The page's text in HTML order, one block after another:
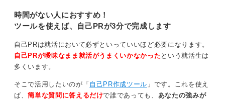
介するので、アルバイト経験を魅力
的に伝え、内定を掴みましょう。
時間がない人におすすめ！
ツールを使えば、自己PRが3分で完成します
自己PRは就活において必ずといっていいほど必要になります。
自己PRが曖昧なまま就活がうまくいかなかった という就活生は
多くいます。
そこで活用したいのが「 自己PR作成ツール 」です。これを使え
ば、簡単な質問に答えるだけで誰であっても、 あなたの強みが